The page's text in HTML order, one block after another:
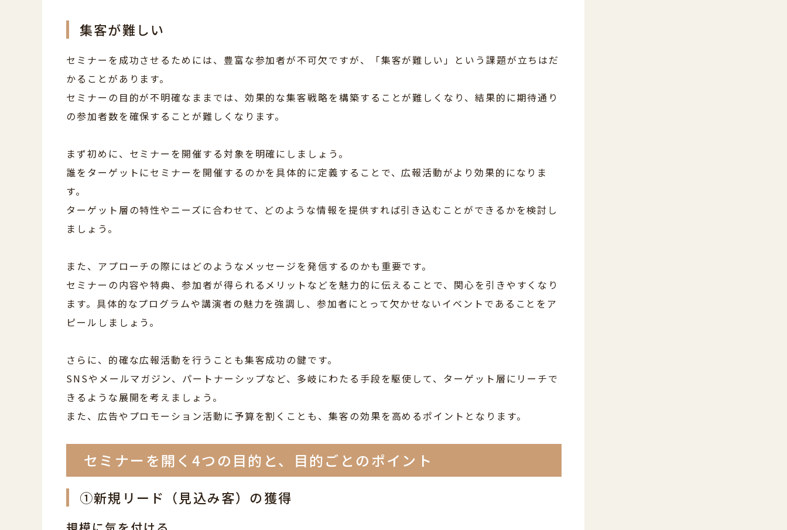
集客が難しい
セミナーを成功させるためには、豊富な参加者が不可欠ですが、「集客が難しい」という課題が立ちはだ
かることがあります。
セミナーの目的が不明確なままでは、効果的な集客戦略を構築することが難しくなり、結果的に期待通り
の参加者数を確保することが難しくなります。
まず初めに、セミナーを開催する対象を明確にしましょう。
誰をターゲットにセミナーを開催するのかを具体的に定義することで、広報活動がより効果的になりま
す。
ターゲット層の特性やニーズに合わせて、どのような情報を提供すれば引き込むことができるかを検討し
ましょう。
また、アプローチの際にはどのようなメッセージを発信するのかも重要です。
セミナーの内容や特典、参加者が得られるメリットなどを魅力的に伝えることで、関心を引きやすくなり
ます。具体的なプログラムや講演者の魅力を強調し、参加者にとって欠かせないイベントであることをア
ピールしましょう。
さらに、的確な広報活動を行うことも集客成功の鍵です。
SNSやメールマガジン、パートナーシップなど、多岐にわたる手段を駆使して、ターゲット層にリーチで
きるような展開を考えましょう。
また、広告やプロモーション活動に予算を割くことも、集客の効果を高めるポイントとなります。
セミナーを開く4つの目的と、目的ごとのポイント
①新規リード（見込み客）の獲得